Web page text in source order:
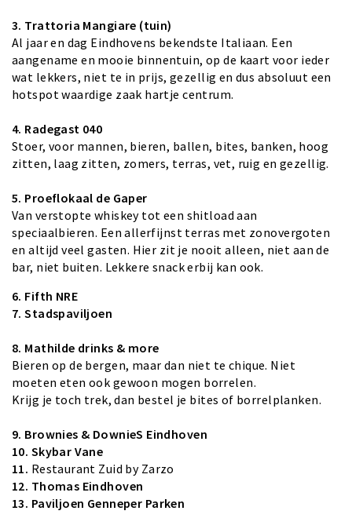
3. Trattoria Mangiare (tuin)
Al jaar en dag Eindhovens bekendste Italiaan. Een
aangename en mooie binnentuin, op de kaart voor ieder
wat lekkers, niet te in prijs, gezellig en dus absoluut een
hotspot waardige zaak hartje centrum.
4. Radegast 040
Stoer, voor mannen, bieren, ballen, bites, banken, hoog
zitten, laag zitten, zomers, terras, vet, ruig en gezellig.
5. Proeflokaal de Gaper
Van verstopte whiskey tot een shitload aan
speciaalbieren. Een allerfijnst terras met zonovergoten
en altijd veel gasten. Hier zit je nooit alleen, niet aan de
bar, niet buiten. Lekkere snack erbij kan ook.
6. Fifth NRE
7. Stadspaviljoen
8. Mathilde drinks & more
Bieren op de bergen, maar dan niet te chique. Niet
moeten eten ook gewoon mogen borrelen.
Krijg je toch trek, dan bestel je bites of borrelplanken.
9. Brownies & DownieS Eindhoven
10. Skybar Vane
11. Restaurant Zuid by Zarzo
12. Thomas Eindhoven
13. Paviljoen Genneper Parken